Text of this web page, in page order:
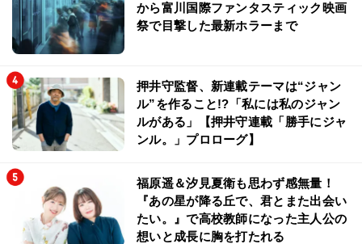
から富川国際ファンタスティック映画
祭で目撃した最新ホラーまで
押井守監督、新連載テーマは“ジャン
ル”を作ること!?「私には私のジャン
ルがある」【押井守連載「勝手にジャ
ンル。」プロローグ】
福原遥＆汐見夏衛も思わず感無量！
『あの星が降る丘で、君とまた出会い
たい。』で高校教師になった主人公の
想いと成長に胸を打たれる